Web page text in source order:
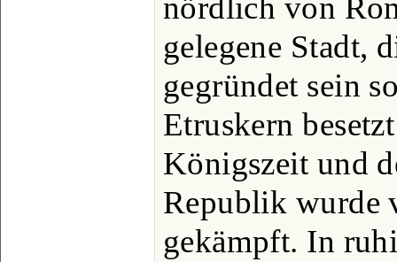
gelegene Stadt,
gegründet sein
Etruskern
Königszeit und
Republik wurde
gekämpft. In